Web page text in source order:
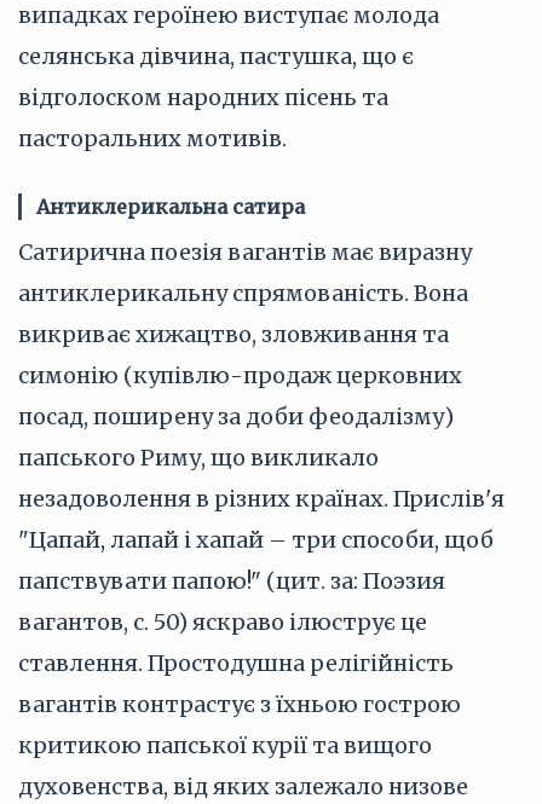
випадках героїнею виступає молода
селянська дівчина, пастушка, що є
відголоском народних пісень та
пасторальних мотивів.
Антиклерикальна сатира
Сатирична поезія вагантів має виразну
антиклерикальну спрямованість. Вона
викриває хижацтво, зловживання та
симонію (купівлю-продаж церковних
посад, поширену за доби феодалізму)
папського Риму, що викликало
незадоволення в різних країнах. Прислів'я
"Цапай, лапай і хапай – три способи, щоб
папствувати папою!" (цит. за: Поэзия
вагантов, с. 50) яскраво ілюструє це
ставлення. Простодушна релігійність
вагантів контрастує з їхньою гострою
критикою папської курії та вищого
духовенства, від яких залежало низове